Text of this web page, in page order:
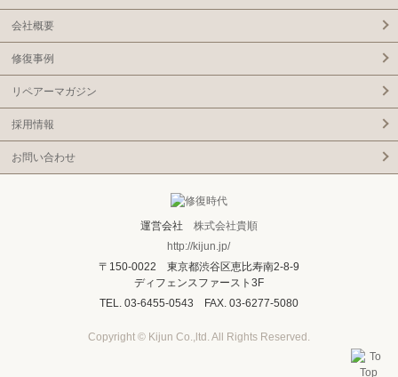
会社概要
修復事例
リペアーマガジン
採用情報
お問い合わせ
運営会社 株式会社貴順
http://kijun.jp/
〒150-0022 東京都渋谷区恵比寿南2-8-9
ディフェンスファースト3F
TEL. 03-6455-0543 FAX. 03-6277-5080
Copyright © Kijun Co.,ltd. All Rights Reserved.